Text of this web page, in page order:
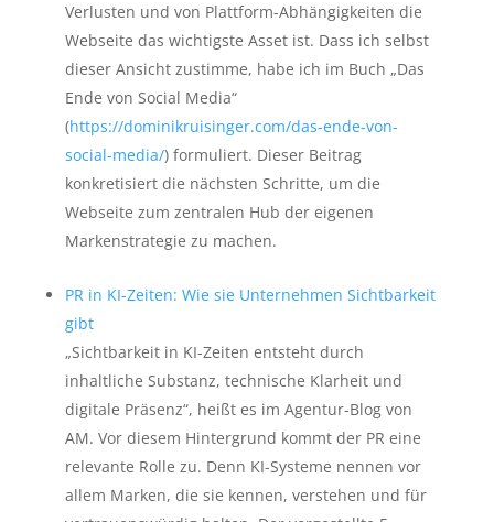
Verlusten und von Plattform-Abhängigkeiten die
Webseite das wichtigste Asset ist. Dass ich selbst
dieser Ansicht zustimme, habe ich im Buch „Das
Ende von Social Media“
(https://dominikruisinger.com/das-ende-von-
social-media/) formuliert. Dieser Beitrag
konkretisiert die nächsten Schritte, um die
Webseite zum zentralen Hub der eigenen
Markenstrategie zu machen.
PR in KI-Zeiten: Wie sie Unternehmen Sichtbarkeit
gibt
„Sichtbarkeit in KI-Zeiten entsteht durch
inhaltliche Substanz, technische Klarheit und
digitale Präsenz“, heißt es im Agentur-Blog von
AM. Vor diesem Hintergrund kommt der PR eine
relevante Rolle zu. Denn KI-Systeme nennen vor
allem Marken, die sie kennen, verstehen und für